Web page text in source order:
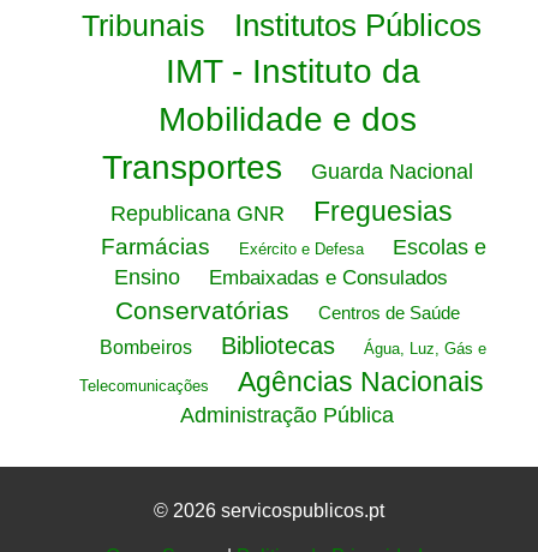
Tribunais
Institutos Públicos
IMT - Instituto da
Mobilidade e dos
Transportes
Guarda Nacional
Republicana GNR
Freguesias
Farmácias Exército e Defesa
Escolas e
Ensino
Embaixadas e Consulados
Conservatórias
Centros de Saúde
Bombeiros
Bibliotecas Água, Luz, Gás e
Telecomunicações Agências Nacionais
Administração Pública
© 2026 servicospublicos.pt